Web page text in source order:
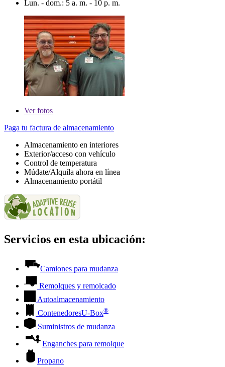
Lun. - dom.: 5 a. m. - 10 p. m.
Verfotos
Paga tu factura de almacenamiento
Almacenamiento en interiores
Exterior/acceso con vehículo
Control de temperatura
Múdate/Alquila ahora en línea
Almacenamiento portátil
Servicios en esta ubicación:
Camiones para mudanza
Remolques y remolcado
Autoalmacenamiento
ContenedoresU-Box®
Suministros de mudanza
Enganches para remolque
Propano